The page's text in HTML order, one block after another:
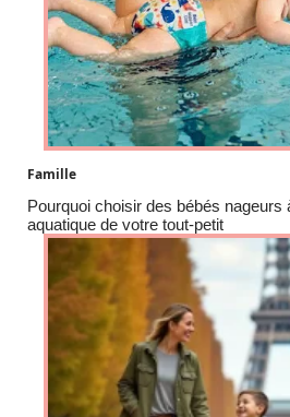
Famille
Pourquoi choisir des bébés nageurs
aquatique de votre tout-petit